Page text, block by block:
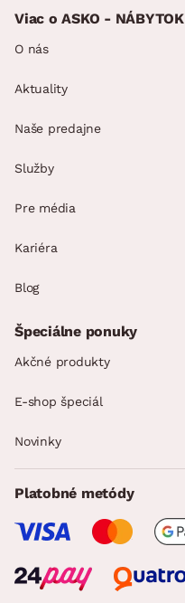
Viac o ASKO - NÁBYTOK
O nás
Aktuality
Naše predajne
Služby
Pre média
Kariéra
Blog
Špeciálne ponuky
Akčné produkty
E-shop špeciál
Novinky
Platobné metódy